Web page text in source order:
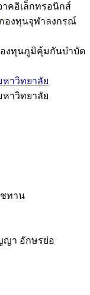
าคอิเล็กทรอนิกส์
กองทุนจุฬาลงกรณ์
งทุนภูมิคุ้มกันบำบัด
หาวิทยาลัย
หาวิทยาลัย
ชทาน
ญา อักษรย่อ